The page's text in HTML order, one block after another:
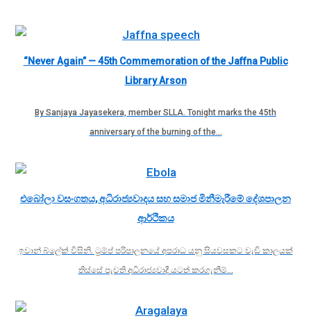
“Never Again” — 45th Commemoration of the Jaffna Public
Library Arson
By Sanjaya Jayasekera, member SLLA. Tonight marks the 45th
anniversary of the burning of the…
එබෝලා වසංගතය, අධිරාජ්‍යවාදය සහ සමාජ මිනීමැරීමේ දේශපාලන
ආර්ථිකය
ඉවාන් බ්ලේක් විසිනි. ට්‍රම්ප් පරිපාලනයේ අපරාධ යනු සියවසකට වැඩි කාලයක්
තිස්සේ පැවති අධිරාජ්‍යවාදී යටත් කරගැනීම්…